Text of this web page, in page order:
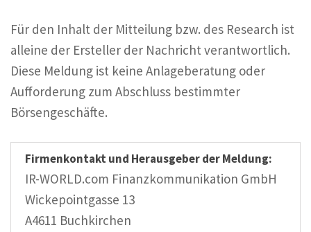
Für den Inhalt der Mitteilung bzw. des Research ist
alleine der Ersteller der Nachricht verantwortlich.
Diese Meldung ist keine Anlageberatung oder
Aufforderung zum Abschluss bestimmter
Börsengeschäfte.
Firmenkontakt und Herausgeber der Meldung:
IR-WORLD.com Finanzkommunikation GmbH
Wickepointgasse 13
A4611 Buchkirchen